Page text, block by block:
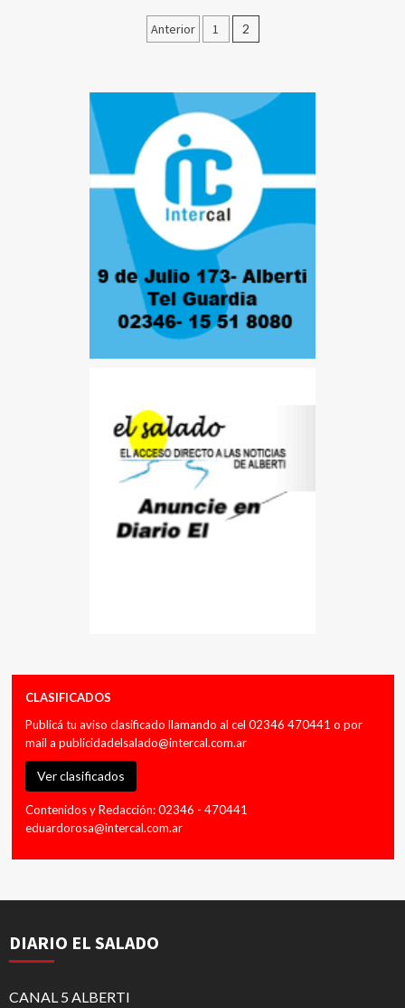
Anterior 1 2
CLASIFICADOS
Publicá tu aviso clasificado llamando al cel 02346 470441 o por
mail a publicidadelsalado@intercal.com.ar
Ver clasificados
Contenidos y Redacción: 02346 - 470441
eduardorosa@intercal.com.ar
DIARIO EL SALADO
CANAL 5 ALBERTI